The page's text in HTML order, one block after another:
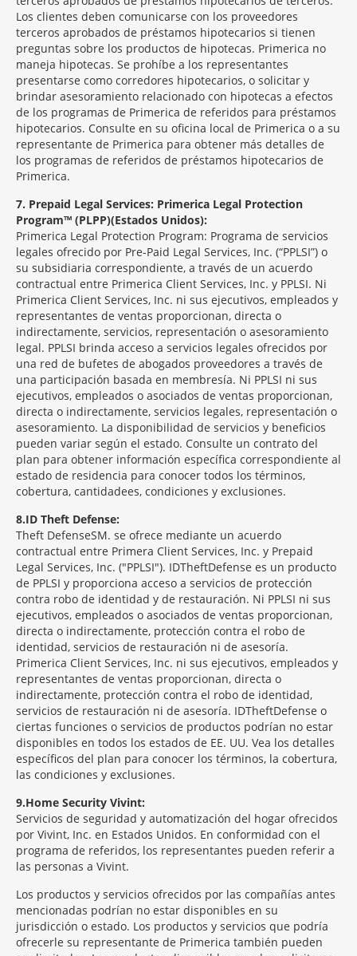
Los clientes deben comunicarse con los proveedores
terceros aprobados de préstamos hipotecarios si tienen
preguntas sobre los productos de hipotecas. Primerica no
maneja hipotecas. Se prohíbe a los representantes
presentarse como corredores hipotecarios, o solicitar y
brindar asesoramiento relacionado con hipotecas a efectos
de los programas de Primerica de referidos para préstamos
hipotecarios. Consulte en su oficina local de Primerica o a su
representante de Primerica para obtener más detalles de
los programas de referidos de préstamos hipotecarios de
Primerica.
7 Prepaid Legal Services: Primerica Legal Protection
Program™ (PLPP)(Estados Unidos):
Primerica Legal Protection Program: Programa de servicios
legales ofrecido por Pre-Paid Legal Services, Inc. (“PPLSI”) o
su subsidiaria correspondiente, a través de un acuerdo
contractual entre Primerica Client Services, Inc. y PPLSI. Ni
Primerica Client Services, Inc. ni sus ejecutivos, empleados y
representantes de ventas proporcionan, directa o
indirectamente, servicios, representación o asesoramiento
legal. PPLSI brinda acceso a servicios legales ofrecidos por
una red de bufetes de abogados proveedores a través de
una participación basada en membresía. Ni PPLSI ni sus
ejecutivos, empleados o asociados de ventas proporcionan,
directa o indirectamente, servicios legales, representación o
asesoramiento. La disponibilidad de servicios y beneficios
pueden variar según el estado. Consulte un contrato del
plan para obtener información específica correspondiente al
estado de residencia para conocer todos los términos,
cobertura, cantidadees, condiciones y exclusiones.
8 ID Theft Defense:
Theft DefenseSM se ofrece mediante un acuerdo
contractual entre Primera Client Services, Inc. y Prepaid
Legal Services, Inc. ("PPLSI"). IDTheftDefense es un producto
de PPLSI y proporciona acceso a servicios de protección
contra robo de identidad y de restauración. Ni PPLSI ni sus
ejecutivos, empleados o asociados de ventas proporcionan,
directa o indirectamente, protección contra el robo de
identidad, servicios de restauración ni de asesoría.
Primerica Client Services, Inc. ni sus ejecutivos, empleados y
representantes de ventas proporcionan, directa o
indirectamente, protección contra el robo de identidad,
servicios de restauración ni de asesoría. IDTheftDefense o
ciertas funciones o servicios de productos podrían no estar
disponibles en todos los estados de EE. UU. Vea los detalles
específicos del plan para conocer los términos, la cobertura,
las condiciones y exclusiones.
9 Home Security Vivint:
Servicios de seguridad y automatización del hogar ofrecidos
por Vivint, Inc. en Estados Unidos. En conformidad con el
programa de referidos, los representantes pueden referir a
las personas a Vivint.
Los productos y servicios ofrecidos por las compañías antes
mencionadas podrían no estar disponibles en su
jurisdicción o estado. Los productos y servicios que podría
ofrecerle su representante de Primerica también pueden